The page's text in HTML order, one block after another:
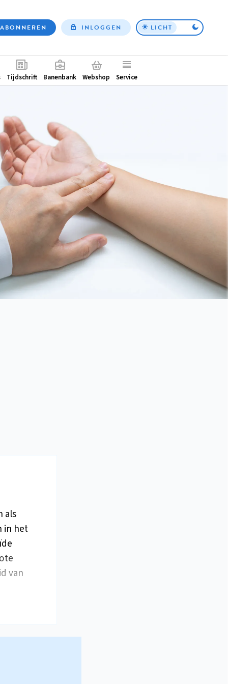
Top
ABONNEREN INLOGGEN LICHT
Tijdschrift Banenbank Webshop Service
als
in het
van